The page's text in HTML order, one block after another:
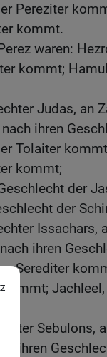
Pereziter
kommt.
waren:
kommt;
Judas, an
ihren
Tolaiter
kommt;
der
der
Issachars,
ihren
Serediter
kommt;
Sebulons,
ihren